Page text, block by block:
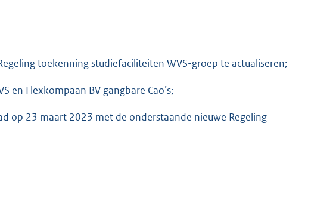
toekenning studiefaciliteiten WVS-groep te actualiseren;
en Flexkompaan BV gangbare Cao’s;
op 23 maart 2023 met de onderstaande nieuwe Regeling